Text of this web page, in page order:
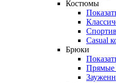
Костюмы
Casual
Брюки
Прямые